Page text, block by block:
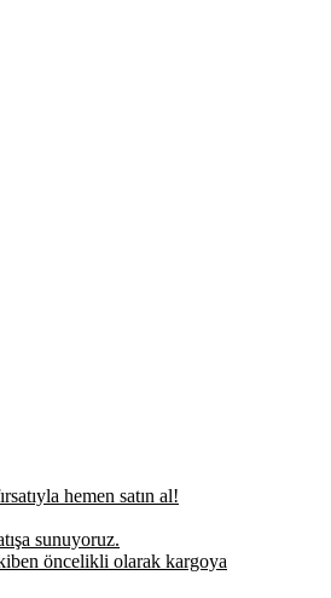
hemen satın al!
sunuyoruz.
öncelikli olarak kargoya